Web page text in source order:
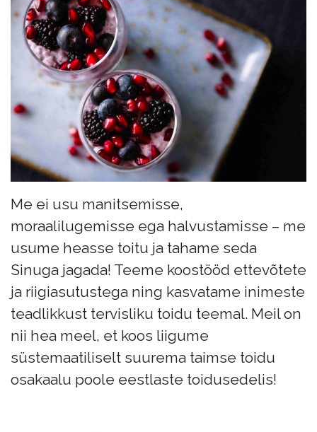
Me ei usu manitsemisse,
moraalilugemisse ega halvustamisse – me
usume heasse toitu ja tahame seda
Sinuga jagada! Teeme koostööd ettevõtete
ja riigiasutustega ning kasvatame inimeste
teadlikkust tervisliku toidu teemal. Meil on
nii hea meel, et koos liigume
süstemaatiliselt suurema taimse toidu
osakaalu poole eestlaste toidusedelis!